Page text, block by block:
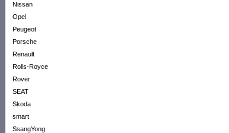
Nissan
Opel
Peugeot
Porsche
Renault
Rolls-Royce
Rover
SEAT
Skoda
smart
SsangYong